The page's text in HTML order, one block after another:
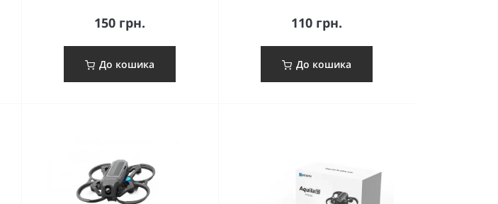
150 грн.
До кошика
110 грн.
До кошика